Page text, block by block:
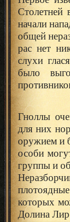
начали
общей
рас нет
слухи
было
Гноллы
для них
оружием и
особи
группы и
которых
Долина